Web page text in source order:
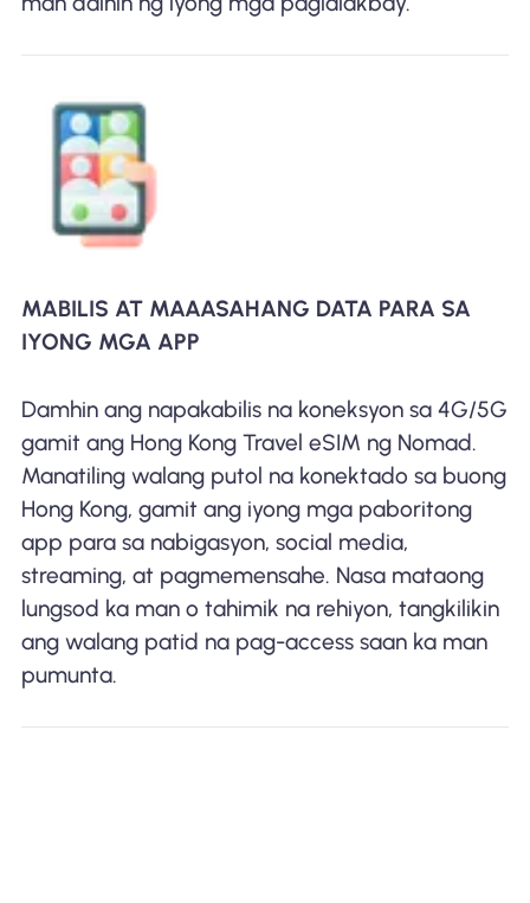
MABILIS AT MAAASAHANG DATA PARA SA
IYONG MGA APP
Damhin ang napakabilis na koneksyon sa 4G/5G
gamit ang Hong Kong Travel eSIM ng Nomad.
Manatiling walang putol na konektado sa buong
Hong Kong, gamit ang iyong mga paboritong
app para sa nabigasyon, social media,
streaming, at pagmemensahe. Nasa mataong
lungsod ka man o tahimik na rehiyon, tangkilikin
ang walang patid na pag-access saan ka man
pumunta.